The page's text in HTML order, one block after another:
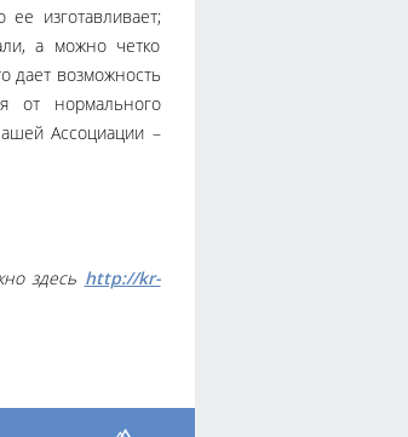
ее изготавливает;
а можно четко
дает возможность
от нормального
Ассоциации –
здесь http://kr-